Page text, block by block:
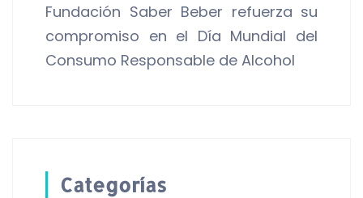
Fundación Saber Beber refuerza su
compromiso en el Día Mundial del
Consumo Responsable de Alcohol
Categorías